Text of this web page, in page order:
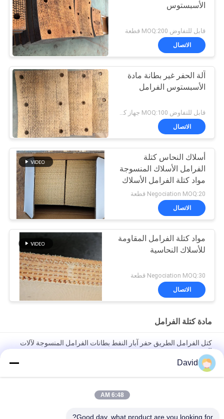
الأسبستوس
قابل للتفاوض MOQ:200 قطعة
الاتصال
آلة الحفر غير بطانة مادة
الأسبستوس الفرامل
قابل للتفاوض MOQ:100 جهاز كمبيوتر شخصى
الاتصال
أسلاك النحاس كتلة
الفرامل الأسلاك المنسوجة
مواد كتلة الفرامل الأسلاك
النحاسية المقوية
Negociation MOQ:20 قطعة
الاتصال
مواد كتلة الفرامل المقاومة
للأسلاك النحاسية
Negociation MOQ:30 قطعة
الاتصال
مادة كتلة الفرامل
كتل الفرامل الطريق حفر آبار النفط بطانات الفرامل المنسوجة لآلات
الحفر
بطانة فرامل منسوجة خالية من الأسبستوس، كتلة فرامل منسوجة،
وسادة فرامل منسوجة لحفر آبار النفط
آلة الحفر المنسوجة غطاء الفرامل الكتل الفرامل الراتنجية لبرنامج حفر
David
6:48 AM
Good day, what product are you looking for?